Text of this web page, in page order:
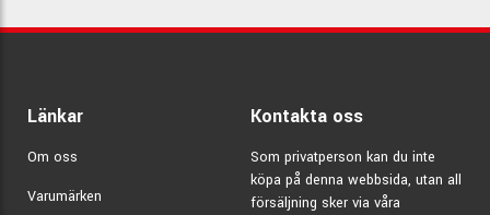
Länkar
Om oss
Varumärken
Kontakta oss
Som privatperson kan du inte
köpa på denna webbsida, utan all
försäljning sker via våra